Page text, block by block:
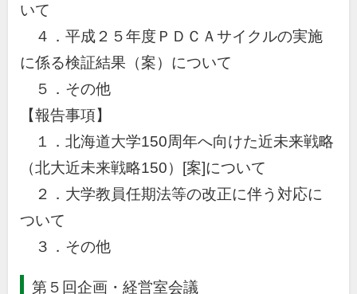
いて
４．平成２５年度ＰＤＣＡサイクルの実施
に係る検証結果（案）について
５．その他
【報告事項】
１．北海道大学150周年へ向けた近未来戦略
（北大近未来戦略150）[案]について
２．大学教員任期法等の改正に伴う対応に
ついて
３．その他
第５回企画・経営室会議